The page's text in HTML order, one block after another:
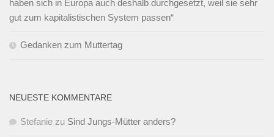
haben sich in Europa auch deshalb durchgesetzt, weil sie sehr
gut zum kapitalistischen System passen“
Gedanken zum Muttertag
NEUESTE KOMMENTARE
Stefanie zu Sind Jungs-Mütter anders?